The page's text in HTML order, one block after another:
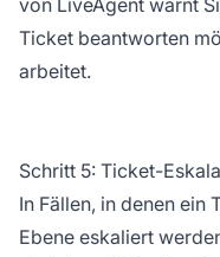
von LiveAgent warnt
Ticket beantworten
arbeitet.
Schritt 5: Ticket-
In Fällen, in denen ein
Ebene eskaliert